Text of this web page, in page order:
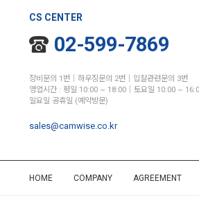
CS CENTER
02-599-7869
장비문의 1번│하우징문의 2번│입찰관련문의 3번
영업시간 : 평일 10:00 ~ 18:00│토요일 10:00 ~
일요일 공휴일 (예약방문)
sales@camwise.co.kr
HOME COMPANY AGREEMENT